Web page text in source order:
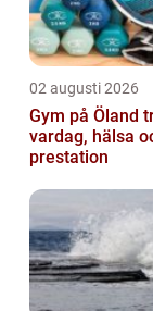
02 augusti 2026
Gym på Öland träning för
vardag, hälsa
prestation